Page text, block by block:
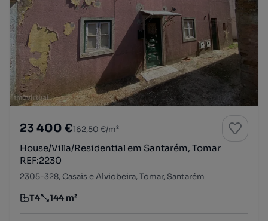
23 400 €162,50 €/m²
House/Villa/Residential em Santarém, Tomar
REF:2230
2305-328, Casais e Alviobeira, Tomar, Santarém
Tipologia
T4
Preço por metro quadrado
144 m²